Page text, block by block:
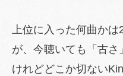
上位に入った何曲か
が、今聴いても「古
けれどどこか切ない